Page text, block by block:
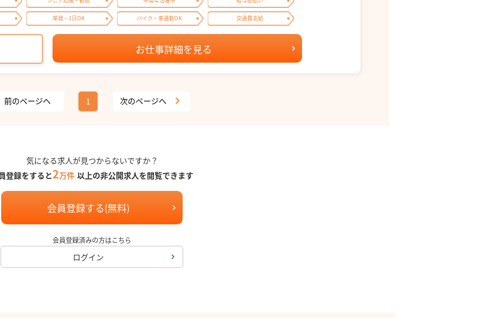
単発・1日OK バイク・車通勤OK 交通費支給
お仕事詳細を見る
前のページへ 1 次のページへ
気になる求人が見つからないですか？
登録をすると2万件 以上の非公開求人を閲覧できます
会員登録する(無料)
会員登録済みの方はこちら
ログイン